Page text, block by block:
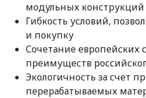
модульных конструкций
Гибкость условий,
и покупку
Сочетание европейских
преимуществ
Экологичность за счет
перерабатываемых